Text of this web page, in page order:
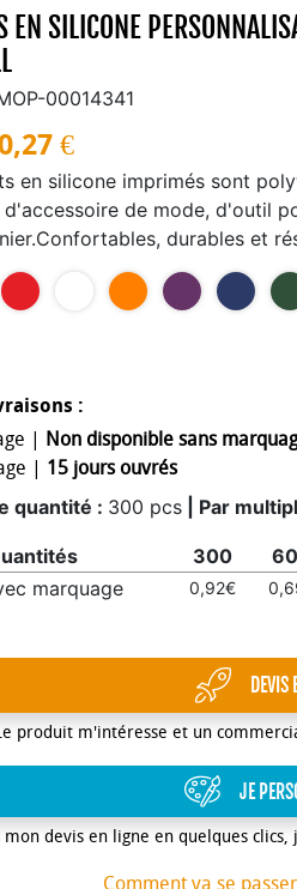
EN SILICONE
00014341
€
en silicone imprimés sont
de mode, d'outil
durables et
en sérigraphie avec
disponibles :
:
| Non disponible sans
| 15 jours ouvrés
quantité : 300 pcs | Par
300
marquage
0,92€
DEVIS
produit m'intéresse et un
JE
mon devis en ligne en quelques
Comment va se